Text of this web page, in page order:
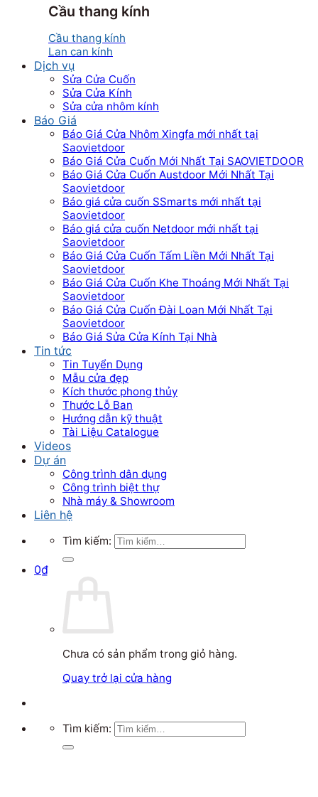
Cầu thang kính
Cầu thang kính
Lan can kính
Dịch vụ
Sửa Cửa Cuốn
Sửa Cửa Kính
Sửa cửa nhôm kính
Báo Giá
Báo Giá Cửa Nhôm Xingfa mới nhất tại
Saovietdoor
Báo Giá Cửa Cuốn Mới Nhất Tại SAOVIETDOOR
Báo Giá Cửa Cuốn Austdoor Mới Nhất Tại
Saovietdoor
Báo giá cửa cuốn SSmarts mới nhất tại
Saovietdoor
Báo giá cửa cuốn Netdoor mới nhất tại
Saovietdoor
Báo Giá Cửa Cuốn Tấm Liền Mới Nhất Tại
Saovietdoor
Báo Giá Cửa Cuốn Khe Thoáng Mới Nhất Tại
Saovietdoor
Báo Giá Cửa Cuốn Đài Loan Mới Nhất Tại
Saovietdoor
Báo Giá Sửa Cửa Kính Tại Nhà
Tin tức
Tin Tuyển Dụng
Mẫu cửa đẹp
Kích thước phong thủy
Thước Lỗ Ban
Hướng dẫn kỹ thuật
Tài Liệu Catalogue
Videos
Dự án
Công trình dân dụng
Công trình biệt thự
Nhà máy & Showroom
Liên hệ
Tìm kiếm:
0₫
Chưa có sản phẩm trong giỏ hàng.
Quay trở lại cửa hàng
Tìm kiếm: